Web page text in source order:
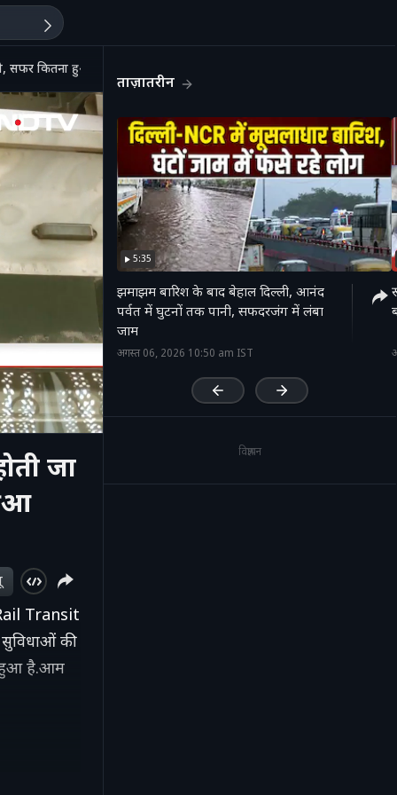
सफर कितना हुआ आसान?
'
जा
Transit
की
हुआ है.आम
ताज़ातरीन
5:35
झमाझम बारिश के बाद बेहाल दिल्‍ली, आनंद
पर्वत में घुटनों तक पानी, सफदरजंग में लंबा
जाम
अगस्त 06, 2026 10:50 am IST
विज्ञापन